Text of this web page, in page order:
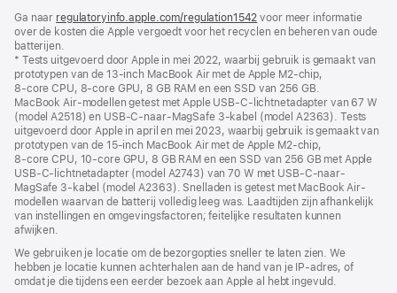
nieuw
venster
Ga naar regulatoryinfo.apple.com/regulation1542 (wordt
in
venster
geopend)
voor meer informatie
over de kosten die Apple vergoedt voor het recyclen en beheren van oude
batterijen.
* Tests uitgevoerd door Apple in mei 2022, waarbij gebruik is gemaakt van
prototypen van de 13‑inch MacBook Air met de Apple M2‑chip,
8‑core CPU, 8‑core GPU, 8 GB RAM en een SSD van 256 GB.
MacBook Air-modellen getest met Apple USB‑C-lichtnetadapter van 67 W
(model A2518) en USB‑C-naar-MagSafe 3-kabel (model A2363). Tests
uitgevoerd door Apple in april en mei 2023, waarbij gebruik is gemaakt van
prototypen van de 15‑inch MacBook Air met de Apple M2‑chip,
8‑core CPU, 10‑core GPU, 8 GB RAM en een SSD van 256 GB met Apple
USB‑C-lichtnetadapter (model A2743) van 70 W met USB‑C-naar-
MagSafe 3-kabel (model A2363). Snelladen is getest met MacBook Air-
modellen waarvan de batterij volledig leeg was. Laadtijden zijn afhankelijk
van instellingen en omgevingsfactoren; feitelijke resultaten kunnen
afwijken.
We gebruiken je locatie om de bezorgopties sneller te laten zien. We
hebben je locatie kunnen achterhalen aan de hand van je IP-adres, of
omdat je die tijdens een eerder bezoek aan Apple al hebt ingevuld.